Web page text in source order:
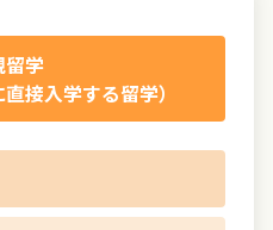
留学
接入学する留学）